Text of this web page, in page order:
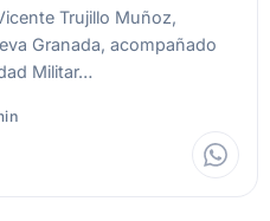
Trujillo Muñoz,
Granada, acompañado
Militar…